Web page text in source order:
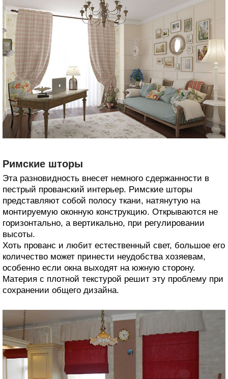
Римские шторы
Эта разновидность внесет немного сдержанности в
пестрый прованский интерьер. Римские шторы
представляют собой полосу ткани, натянутую на
монтируемую оконную конструкцию. Открываются не
горизонтально, а вертикально, при регулировании
высоты.
Хоть прованс и любит естественный свет, большое его
количество может принести неудобства хозяевам,
особенно если окна выходят на южную сторону.
Материя с плотной текстурой решит эту проблему при
сохранении общего дизайна.